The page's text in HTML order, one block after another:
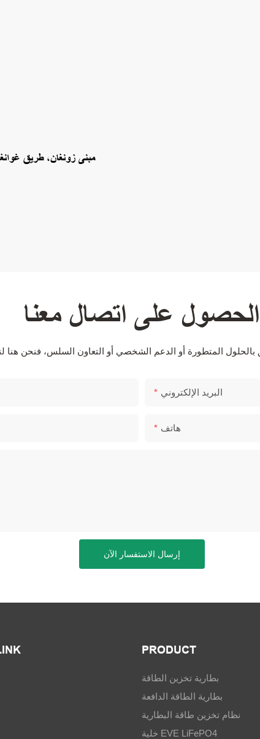
الحصول على اتصال معنا
البريد الإلكتروني
هاتف
إرسال الاستفسار الآن
PRODUCT
بطارية تخزين الطاقة
بطارية الطاقة الدافعة
نظام تخزين طاقة البطارية
خلية EVE LiFePO4